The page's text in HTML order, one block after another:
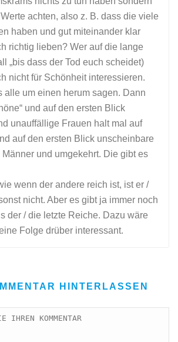
achten, also z. B. dass die viele
haben und gut miteinander klar
richtig lieben? Wer auf die lange
„bis dass der Tod euch scheidet)
nicht für Schönheit interessieren.
alle um einen herum sagen. Dann
und auf den ersten Blick
unauffällige Frauen halt mal auf
auf den ersten Blick unscheinbare
und umgekehrt. Die gibt es
wenn der andere reich ist, ist er /
nicht. Aber es gibt ja immer noch
der / die letzte Reiche. Dazu wäre
Folge drüber interessant.
HINTERLASSEN